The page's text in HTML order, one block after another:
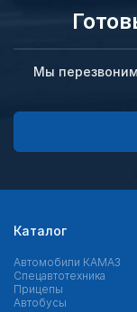
Мы
Каталог
Автомобили КАМАЗ
Спецавтотехника
Прицепы
Автобусы